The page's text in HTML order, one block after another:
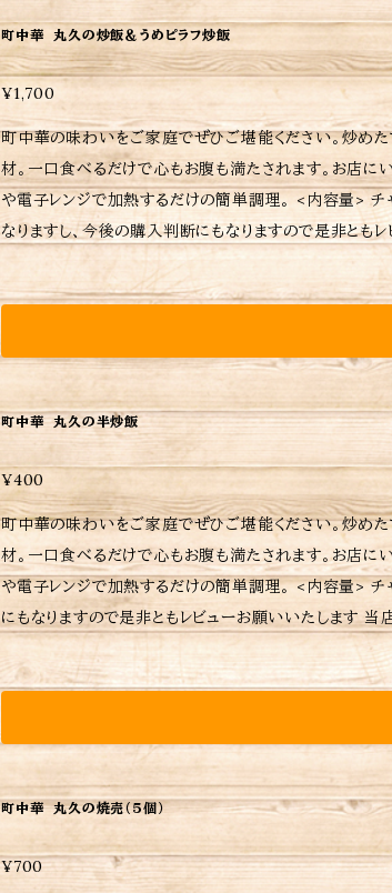
町中華 丸久の炒飯＆うめピラフ炒飯
¥1,700
町中華の味わいをご家庭でぜひご堪能ください。炒めた
材。一口食べるだけで心もお腹も満たされます。お店に
や電子レンジで加熱するだけの簡単調理。 <内容量> チャーハン180gX2 うめピラフ炒飯180gX2 <ご購入されたお客さまへ> 励みにも
なりますし、今後の購入判断にもなりますので是非ともレビューお願いいたします 当店は、注
ければ注文受付日から6〜７日後の配送となりますが予めご了承ください。 ※当店に使われている
の際は別皿に移して加熱してください。 ※当店おすす
細はラベルをご確認ください。 ※ ご購入いただいた商
町中華 丸久の半炒飯
¥400
町中華の味わいをご家庭でぜひご堪能ください。炒めた
材。一口食べるだけで心もお腹も満たされます。お店に
や電子レンジで加熱するだけの簡単調理。 <内容量> チャーハン180g <ご購入されたお客さまへ> 励みにもなりますし、今後の購入判断
にもなりますので是非ともレビューお願いいたします 当店は、注文受けてから調理してるため日時指定がなければ注文受付日から6〜7
日後の配送となりますが予めご了承ください。 ※当店に使われているパック等は耐熱用では無いので温めの際は別皿に移して加熱して
ください。 ※当店おすすめの焼き方、温め方は商品に
い。 ※ ご購入いただいた商品の重量に応じて送料が異
町中華 丸久の焼売（５個）
¥700